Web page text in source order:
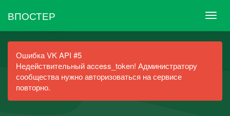
ВПОСТЕР
Ошибка VK API #5
Недействительный access_token! Администратору
сообщества нужно авторизоваться на сервисе
повторно.